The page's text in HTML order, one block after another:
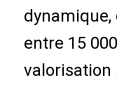
entre 15
valorisation